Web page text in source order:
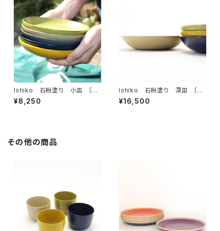
Ishiko 石粉塗り 小皿 ［単
色］
¥8,250
Ishiko 石粉塗り 深皿 ［単
色］
¥16,500
その他の商品